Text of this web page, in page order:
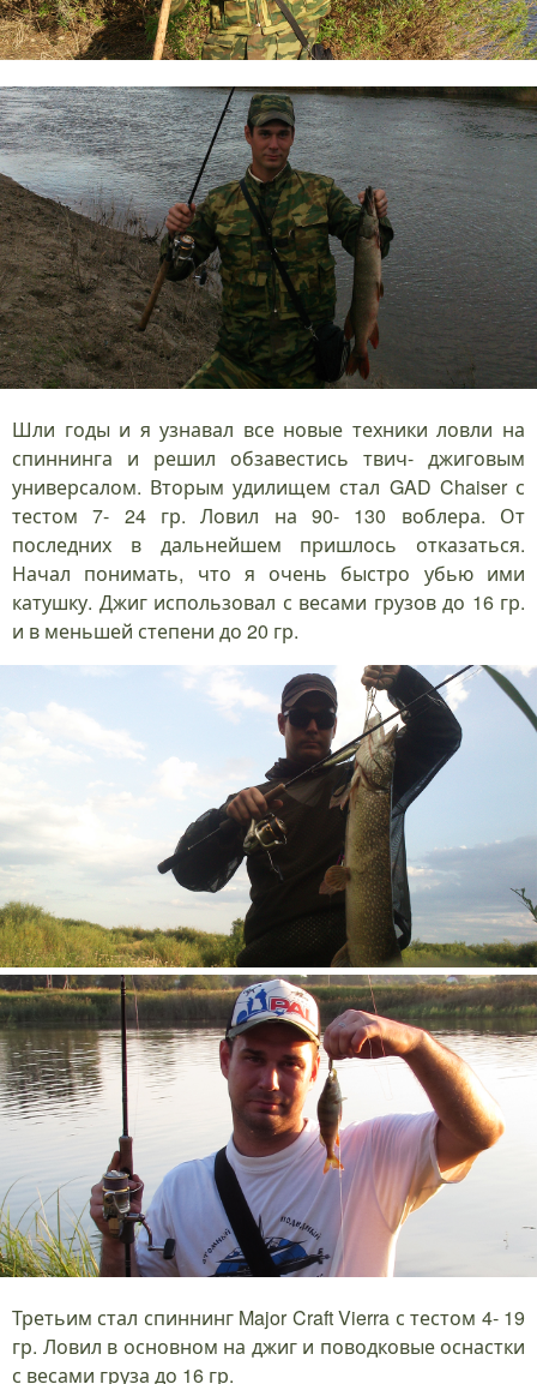
Шли годы и я узнавал все новые техники ловли на
спиннинга и решил обзавестись твич- джиговым
универсалом. Вторым удилищем стал GAD Chaiser с
тестом 7- 24 гр. Ловил на 90- 130 воблера. От
последних в дальнейшем пришлось отказаться.
Начал понимать, что я очень быстро убью ими
катушку. Джиг использовал с весами грузов до 16 гр.
и в меньшей степени до 20 гр.
Третьим стал спиннинг Major Craft Vierra с тестом 4- 19
гр. Ловил в основном на джиг и поводковые оснастки
с весами груза до 16 гр.